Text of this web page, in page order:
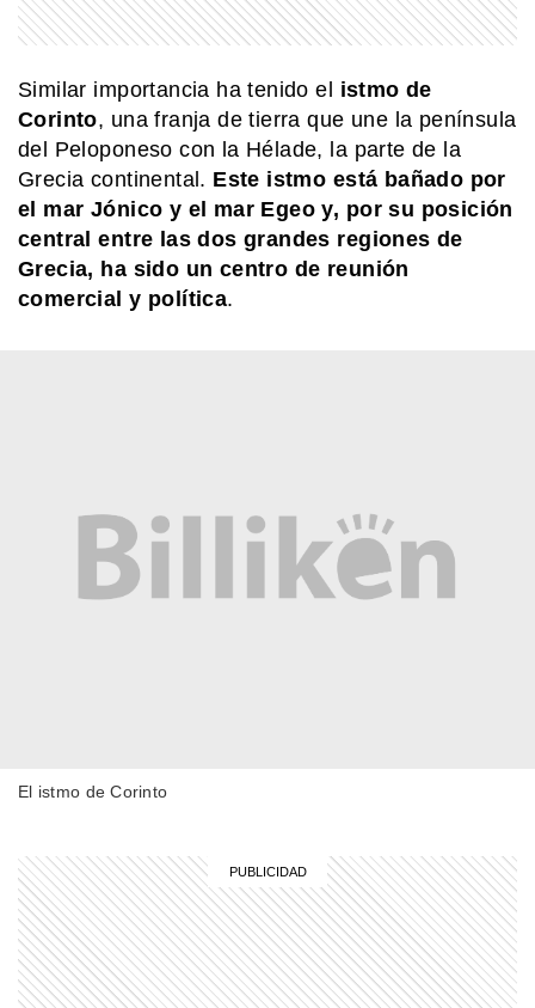
Similar importancia ha tenido el istmo de
Corinto, una franja de tierra que une la península
del Peloponeso con la Hélade, la parte de la
Grecia continental. Este istmo está bañado por
el mar Jónico y el mar Egeo y, por su posición
central entre las dos grandes regiones de
Grecia, ha sido un centro de reunión
comercial y política.
El istmo de Corinto
HISTORIA
primera película sonora del cine
EL MUNDO
Canal de Suez: el paso marítimo que
puede cambiar el ritmo del comercio
mundial
El origen de la ronda de mate y sus
Worth Street: la estación fantasma de
Nueva York que intriga a todos
MI PAIS
Una escuela argentina fue elegida